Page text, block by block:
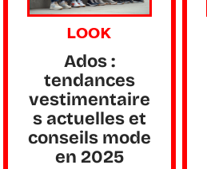
LOOK
Ados :
tendances
vestimentaire
s actuelles et
conseils mode
en 2025